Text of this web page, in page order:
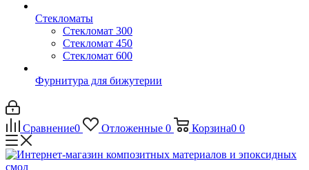
Стекломаты
Стекломат 300
Стекломат 450
Стекломат 600
Фурнитура для бижутерии
Сравнение0 Отложенные 0 Корзина0 0